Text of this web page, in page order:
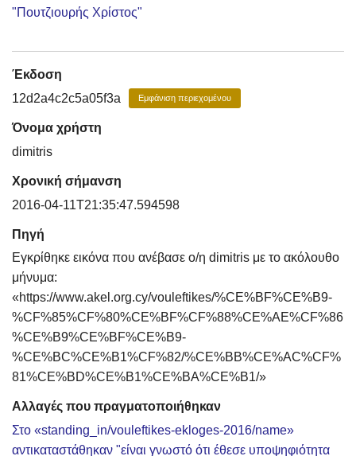
"Πουτζιουρής Χρίστος"
Έκδοση
12d2a4c2c5a05f3a
Εμφάνιση περιεχομένου
Όνομα χρήστη
dimitris
Χρονική σήμανση
2016-04-11T21:35:47.594598
Πηγή
Εγκρίθηκε εικόνα που ανέβασε ο/η dimitris με το ακόλουθο
μήνυμα:
«https://www.akel.org.cy/vouleftikes/%CE%BF%CE%B9-
%CF%85%CF%80%CE%BF%CF%88%CE%AE%CF%86
%CE%B9%CE%BF%CE%B9-
%CE%BC%CE%B1%CF%82/%CE%BB%CE%AC%CF%
81%CE%BD%CE%B1%CE%BA%CE%B1/»
Αλλαγές που πραγματοποιήθηκαν
Στο «standing_in/vouleftikes-ekloges-2016/name»
αντικαταστάθηκαν "είναι γνωστό ότι έθεσε υποψηφιότητα